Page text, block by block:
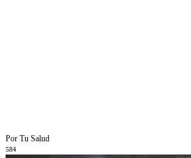
Por Tu Salud
584